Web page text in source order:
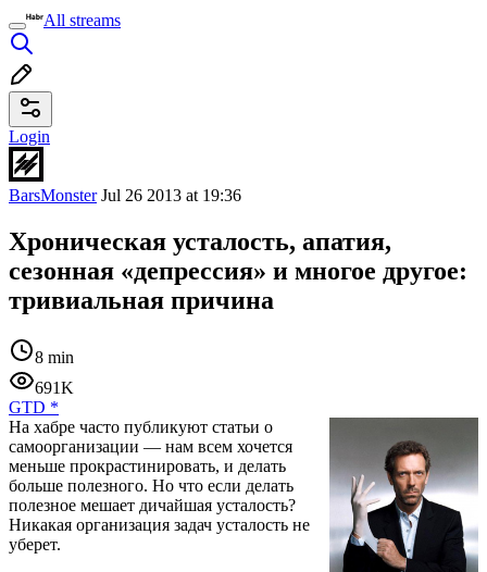
All streams
Login
BarsMonsterJul 26 2013 at 19:36
Хроническая усталость, апатия,
сезонная «депрессия» и многое другое:
тривиальная причина
8 min
691K
GTD *
На хабре часто публикуют статьи о
самоорганизации — нам всем хочется
меньше прокрастинировать, и делать
больше полезного. Но что если делать
полезное мешает дичайшая усталость?
Никакая организация задач усталость не
уберет.